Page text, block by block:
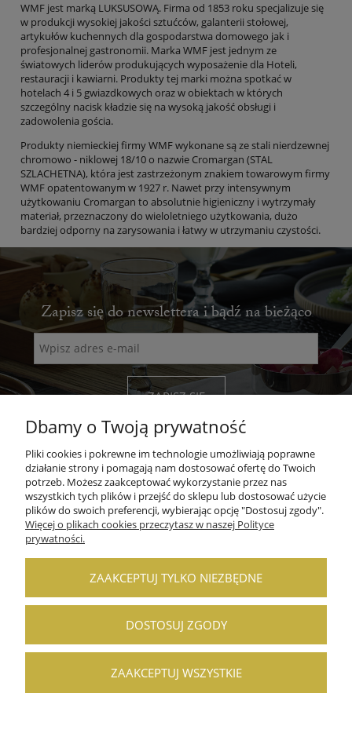
WMF jest marką LUKSUSOWĄ. Firma od 1853 roku specjalizuje się
w produkcji wysokiej jakości sztućców, galanterii stołowej,
artykułów kuchennych dla gospodarstwa domowego jak i
profesjonalnej gastronomii. Marka WMF jest jednym ze
światowych liderów produkujących wyposażenie dla Hoteli,
restauracji i kawiarni. Produkty tej marki można spotkać w
hotelach 4 i 5 gwiazdkowych oraz w obiektach w których
szczególny nacisk kładzie się na wysoką jakość obsługi i
zadowolenia gościa.
Produkty niemieckiej firmy WMF wykonane są ze stali nierdzewnej
chromowo - niklowej 18/10 o nazwie Cromargan (STAL
SZLACHETNA), która jest zastrzeżonym znakiem towarowym firmy
WMF opatentowanym w 1927 r. Nawet przy intensywnym
użytkowaniu Cromargan to absolutnie higieniczny i wytrzymały
materiał, przeznaczony do wieloletniego użytkowania, dużo
bardziej odporny na zarysowania i łatwy w utrzymaniu czystości.
Zapisz się do newslettera i bądź na bieżąco
ZAPISZ SIĘ
POMOC
PŁATNOŚCI I DOSTAWA
INFORMACJE
O NAS
Dbamy o Twoją prywatność
Pliki cookies i pokrewne im technologie umożliwiają poprawne
działanie strony i pomagają nam dostosować ofertę do Twoich
potrzeb. Możesz zaakceptować wykorzystanie przez nas
wszystkich tych plików i przejść do sklepu lub dostosować użycie
plików do swoich preferencji, wybierając opcję "Dostosuj zgody".
Więcej o plikach cookies przeczytasz w naszej Polityce
prywatności.
ZAAKCEPTUJ TYLKO NIEZBĘDNE
DOSTOSUJ ZGODY
ZAAKCEPTUJ WSZYSTKIE